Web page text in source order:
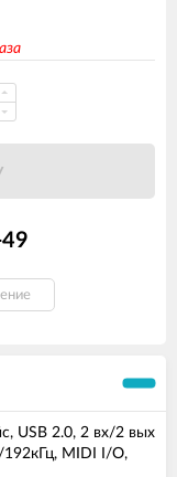
USB 2.0, 2 вх/2 вых
192кГц, MIDI I/O,